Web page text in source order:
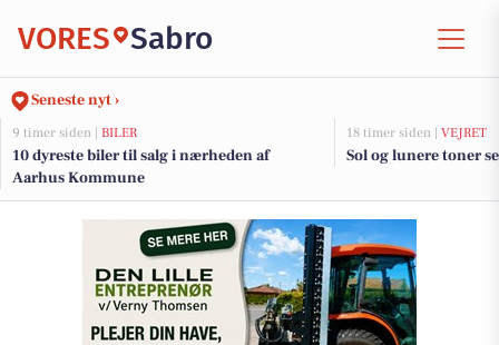
VORES Sabro
Seneste nyt ›
9 timer siden | BILER
10 dyreste biler til salg i nærheden af
Aarhus Kommune
18 timer siden | VEJRET
Sol og lunere toner